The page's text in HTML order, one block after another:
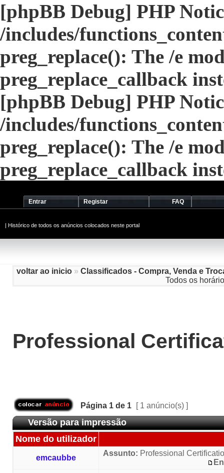
[phpBB Debug] PHP
/includes/
preg_replace(): The /e
preg_replace_callback
[phpBB Debug] PHP
/includes/
preg_replace(): The /e
preg_replace_callback
Entrar Registar FAQ
| Histórico de todos os anúncios colocados neste portal
voltar ao inicio » Classificados - Compra, Venda e
Todos os
Professional
Página 1 de 1 [ 1 anúncio(s) ]
Versão para impressão
Nome do utilizador
emcaubbe
Assunto: Professional